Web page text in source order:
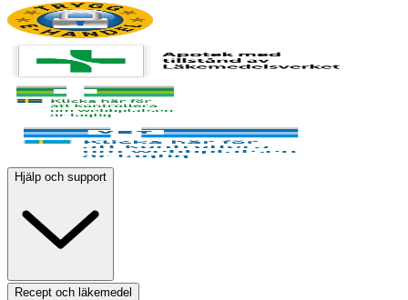
Hjälp och support
Recept och läkemedel